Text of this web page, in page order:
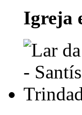
Igreja